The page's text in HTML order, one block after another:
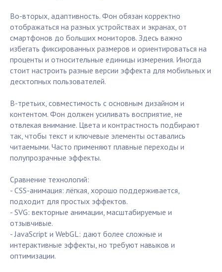
Во-вторых, адаптивность. Фон обязан корректно
отображаться на разных устройствах и экранах, от
смартфонов до больших мониторов. Здесь важно
избегать фиксированных размеров и ориентироваться на
проценты и относительные единицы измерения. Иногда
стоит настроить разные версии эффекта для мобильных и
десктопных пользователей.
В-третьих, совместимость с основным дизайном и
контентом. Фон должен усиливать восприятие, не
отвлекая внимание. Цвета и контрастность подбирают
так, чтобы текст и ключевые элементы оставались
читаемыми. Часто применяют плавные переходы и
полупрозрачные эффекты.
Сравнение технологий:
- CSS-анимация: лёгкая, хорошо поддерживается,
подходит для простых эффектов.
- SVG: векторные анимации, масштабируемые и
отзывчивые.
- JavaScript и WebGL: дают более сложные и
интерактивные эффекты, но требуют навыков и
оптимизации.